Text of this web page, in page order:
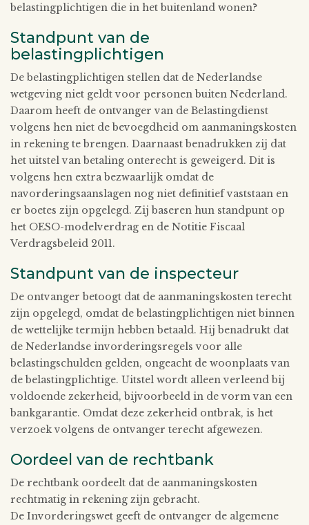
belastingplichtigen die in het buitenland wonen?
Standpunt van de
belastingplichtigen
De belastingplichtigen stellen dat de Nederlandse
wetgeving niet geldt voor personen buiten Nederland.
Daarom heeft de ontvanger van de Belastingdienst
volgens hen niet de bevoegdheid om aanmaningskosten
in rekening te brengen. Daarnaast benadrukken zij dat
het uitstel van betaling onterecht is geweigerd. Dit is
volgens hen extra bezwaarlijk omdat de
navorderingsaanslagen nog niet definitief vaststaan en
er boetes zijn opgelegd. Zij baseren hun standpunt op
het OESO-modelverdrag en de Notitie Fiscaal
Verdragsbeleid 2011.
Standpunt van de inspecteur
De ontvanger betoogt dat de aanmaningskosten terecht
zijn opgelegd, omdat de belastingplichtigen niet binnen
de wettelijke termijn hebben betaald. Hij benadrukt dat
de Nederlandse invorderingsregels voor alle
belastingschulden gelden, ongeacht de woonplaats van
de belastingplichtige. Uitstel wordt alleen verleend bij
voldoende zekerheid, bijvoorbeeld in de vorm van een
bankgarantie. Omdat deze zekerheid ontbrak, is het
verzoek volgens de ontvanger terecht afgewezen.
Oordeel van de rechtbank
De rechtbank oordeelt dat de aanmaningskosten
rechtmatig in rekening zijn gebracht.
De Invorderingswet geeft de ontvanger de algemene